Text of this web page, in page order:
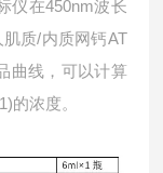
仪在450nm波长
肌质/内质网钙AT
曲线，可以计算
的浓度。